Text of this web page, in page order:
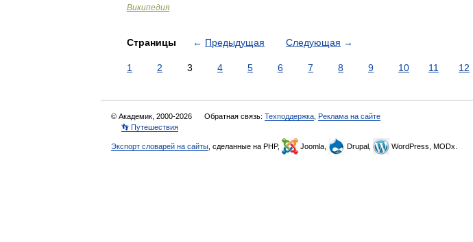
Википедия
Страницы ← Предыдущая Следующая →
1 2 3 4 5 6 7 8 9 10 11 12
© Академик, 2000-2026 Обратная связь: Техподдержка Реклама на сайте
👣 Путешествия
Экспорт словарей на сайты , сделанные на PHP, Joomla, Drupal, WordPress, MODx.